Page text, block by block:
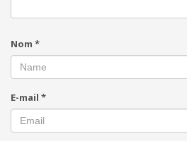
Nom *
E-mail *